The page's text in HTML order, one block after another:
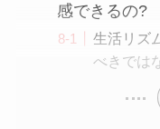
感できるの?
生活リズ
べきでは